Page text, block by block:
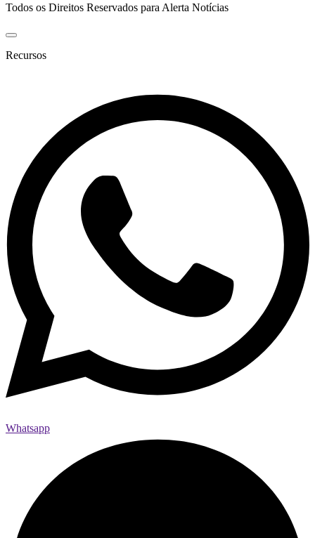
Todos os Direitos Reservados para Alerta Notícias
Recursos
Whatsapp